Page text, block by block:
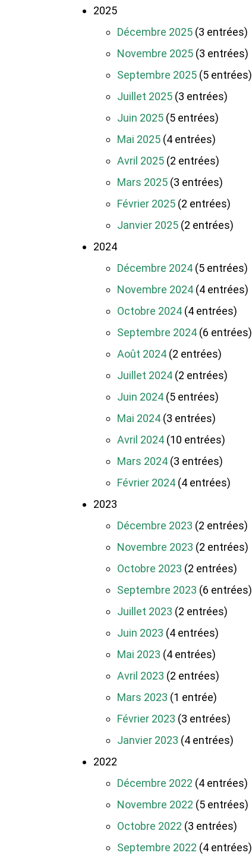
2025
Décembre 2025 (3 entrées)
Novembre 2025 (3 entrées)
Septembre 2025 (5 entrées)
Juillet 2025 (3 entrées)
Juin 2025 (5 entrées)
Mai 2025 (4 entrées)
Avril 2025 (2 entrées)
Mars 2025 (3 entrées)
Février 2025 (2 entrées)
Janvier 2025 (2 entrées)
2024
Décembre 2024 (5 entrées)
Novembre 2024 (4 entrées)
Octobre 2024 (4 entrées)
Septembre 2024 (6 entrées)
Août 2024 (2 entrées)
Juillet 2024 (2 entrées)
Juin 2024 (5 entrées)
Mai 2024 (3 entrées)
Avril 2024 (10 entrées)
Mars 2024 (3 entrées)
Février 2024 (4 entrées)
2023
Décembre 2023 (2 entrées)
Novembre 2023 (2 entrées)
Octobre 2023 (2 entrées)
Septembre 2023 (6 entrées)
Juillet 2023 (2 entrées)
Juin 2023 (4 entrées)
Mai 2023 (4 entrées)
Avril 2023 (2 entrées)
Mars 2023 (1 entrée)
Février 2023 (3 entrées)
Janvier 2023 (4 entrées)
2022
Décembre 2022 (4 entrées)
Novembre 2022 (5 entrées)
Octobre 2022 (3 entrées)
Septembre 2022 (4 entrées)